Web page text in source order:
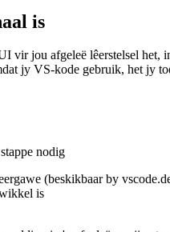
een van die beste SSH-
is
jou afgeleë lêerstelsel het,
nodig
(beskikbaar by